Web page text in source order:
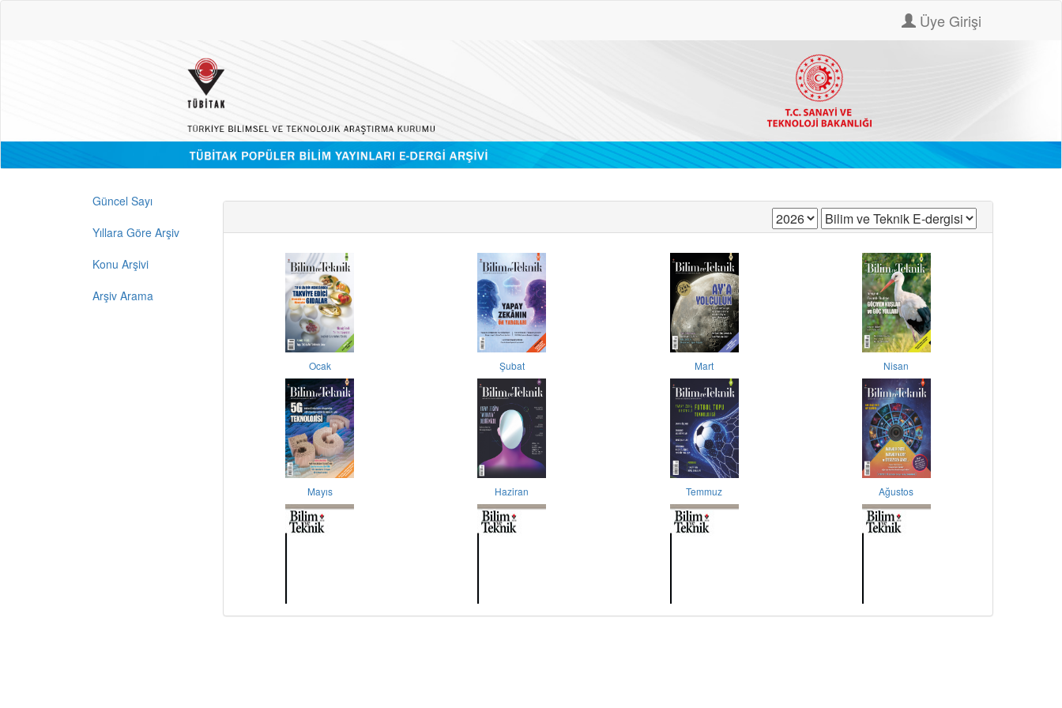
Üye Girişi
Güncel Sayı
Yıllara Göre Arşiv
Konu Arşivi
Arşiv Arama
Ocak Şubat Mart Nisan
Mayıs Haziran Temmuz Ağustos